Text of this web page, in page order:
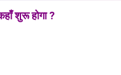
शुरू होगा ?